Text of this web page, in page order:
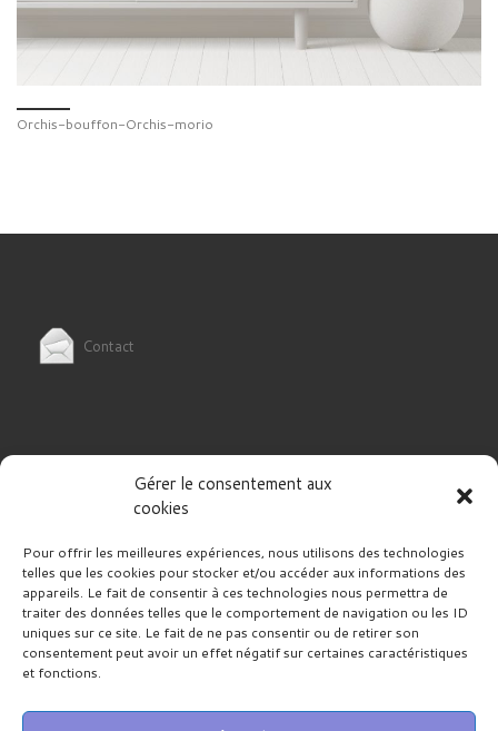
Gérer le consentement aux
cookies
Pour offrir les meilleures expériences, nous utilisons des technologies
telles que les cookies pour stocker et/ou accéder aux informations des
appareils. Le fait de consentir à ces technologies nous permettra de
traiter des données telles que le comportement de navigation ou les ID
uniques sur ce site. Le fait de ne pas consentir ou de retirer son
consentement peut avoir un effet négatif sur certaines caractéristiques
et fonctions.
Orchis-bouffon-Orchis-morio
Contact
Politique de cookies (UE)
RECHERCHER